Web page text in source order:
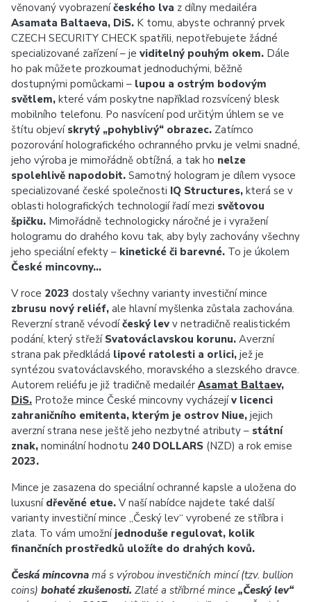
věnovaný vyobrazeníčeského lva z dílny medailéra
Asamata Baltaeva, DiS. K tomu, abyste ochranný prvek
CZECH SECURITY CHECK spatřili, nepotřebujete žádné
specializované zařízení – je viditelný pouhým okem. Dále
ho pak můžete prozkoumat jednoduchými, běžně
dostupnými pomůckami – lupou a ostrým bodovým
světlem, které vám poskytne například rozsvícený blesk
mobilního telefonu. Po nasvícení pod určitým úhlem se ve
štítu objeví skrytý „pohyblivý“ obrazec. Zatímco
pozorování holografického ochranného prvku je velmi snadné,
jeho výroba je mimořádně obtížná, a tak ho nelze
spolehlivě napodobit. Samotný hologram je dílem vysoce
specializované české společnosti IQ Structures, která se v
oblasti holografických technologií řadí mezi světovou
špičku. Mimořádně technologicky náročné je i vyražení
hologramu do drahého kovu tak, aby byly zachovány všechny
jeho speciální efekty – kinetické či barevné. To je úkolem
České mincovny…
V roce 2023 dostaly všechny varianty investiční mince
zbrusu nový reliéf, ale hlavní myšlenka zůstala zachována.
Reverzní straně vévodíčeský lev v netradičně realistickém
podání, který střeží Svatováclavskou korunu. Averzní
strana pak předkládá lipové ratolesti a orlici, jež je
syntézou svatováclavského, moravského a slezského dravce.
Autorem reliéfu je již tradičně medailér Asamat Baltaev,
DiS. Protože mince České mincovny vycházejív licenci
zahraničního emitenta, kterým je ostrov Niue, jejich
averzní strana nese ještě jeho nezbytné atributy – státní
znak, nominální hodnotu 240 DOLLARS (NZD) a rok emise
2023.
Mince je zasazena do speciální ochranné kapsle a uložena do
luxusní dřevěné etue. V naší nabídce najdete také další
varianty investiční mince „Český lev“ vyrobené ze stříbra i
zlata. To vám umožní jednoduše regulovat, kolik
finančních prostředků uložíte do drahých kovů.
Česká mincovna má s výrobou investičních mincí (tzv. bullion
coins) bohaté zkušenosti. Zlaté a stříbrné mince „Český lev“